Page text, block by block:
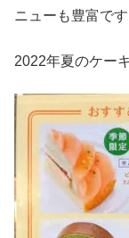
ニューも豊富です
2022年夏のケー